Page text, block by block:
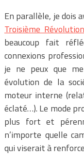
En parallèle, je dois
Troisième
beaucoup fait
connexions
je ne peux que
évolution de la
moteur interne
éclaté…). Le mode
plus fort et
n’importe quelle
qui viserait à